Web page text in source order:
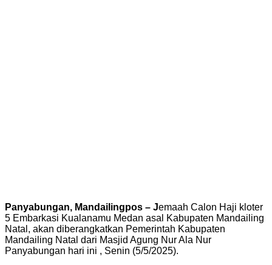
Panyabungan, Mandailingpos – Jemaah Calon Haji kloter
5 Embarkasi Kualanamu Medan asal Kabupaten Mandailing
Natal, akan diberangkatkan Pemerintah Kabupaten
Mandailing Natal dari Masjid Agung Nur Ala Nur
Panyabungan hari ini , Senin (5/5/2025).